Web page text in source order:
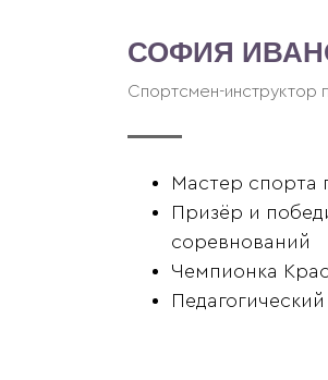
СОФИЯ
Спортсмен-инструктор
Мастер спорта
Призёр и
соревнований
Чемпионка